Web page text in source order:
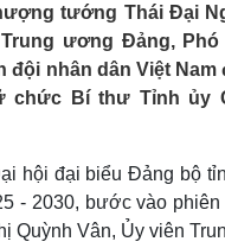
sự
Xã hội
Tin 24h
Dự báo
Giáo dục
Biển đảo
tướng Thái Đại
ương Đảng,
đội nhân dân Việt
chức Bí thư Tỉnh ủy
hội đại biểu Đảng bộ
- 2030, bước vào
Quỳnh Vân, Ủy viên